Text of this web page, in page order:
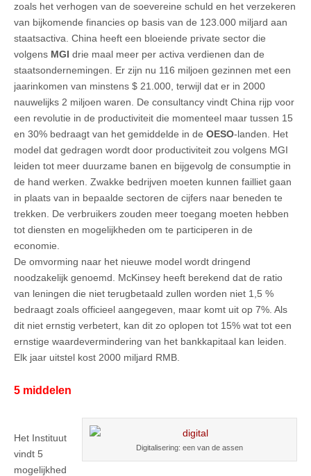
zoals het verhogen van de soevereine schuld en het verzekeren
van bijkomende financies op basis van de 123.000 miljard aan
staatsactiva. China heeft een bloeiende private sector die
volgens MGI drie maal meer per activa verdienen dan de
staatsondernemingen. Er zijn nu 116 miljoen gezinnen met een
jaarinkomen van minstens $ 21.000, terwijl dat er in 2000
nauwelijks 2 miljoen waren. De consultancy vindt China rijp voor
een revolutie in de productiviteit die momenteel maar tussen 15
en 30% bedraagt van het gemiddelde in de OESO-landen. Het
model dat gedragen wordt door productiviteit zou volgens MGI
leiden tot meer duurzame banen en bijgevolg de consumptie in
de hand werken. Zwakke bedrijven moeten kunnen failliet gaan
in plaats van in bepaalde sectoren de cijfers naar beneden te
trekken. De verbruikers zouden meer toegang moeten hebben
tot diensten en mogelijkheden om te participeren in de
economie.
De omvorming naar het nieuwe model wordt dringend
noodzakelijk genoemd. McKinsey heeft berekend dat de ratio
van leningen die niet terugbetaald zullen worden niet 1,5 %
bedraagt zoals officieel aangegeven, maar komt uit op 7%. Als
dit niet ernstig verbetert, kan dit zo oplopen tot 15% wat tot een
ernstige waardevermindering van het bankkapitaal kan leiden.
Elk jaar uitstel kost 2000 miljard RMB.
5 middelen
Digitalisering: een van de assen
Het Instituut
vindt 5
mogelijkhed